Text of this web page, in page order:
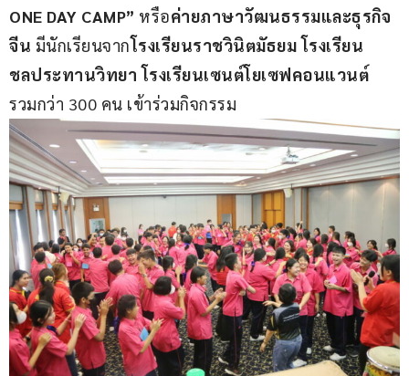
ONE DAY CAMP” หรือค่ายภาษาวัฒนธรรมและธุรกิจ
จีน มีนักเรียนจากโรงเรียนราชวินิตมัธยม โรงเรียน
ชลประทานวิทยา โรงเรียนเซนต์โยเซฟคอนแวนต์
รวมกว่า 300 คน เข้าร่วมกิจกรรม